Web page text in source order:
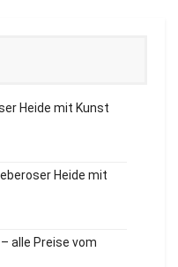
Heide mit Kunst
Heide mit
alle Preise vom